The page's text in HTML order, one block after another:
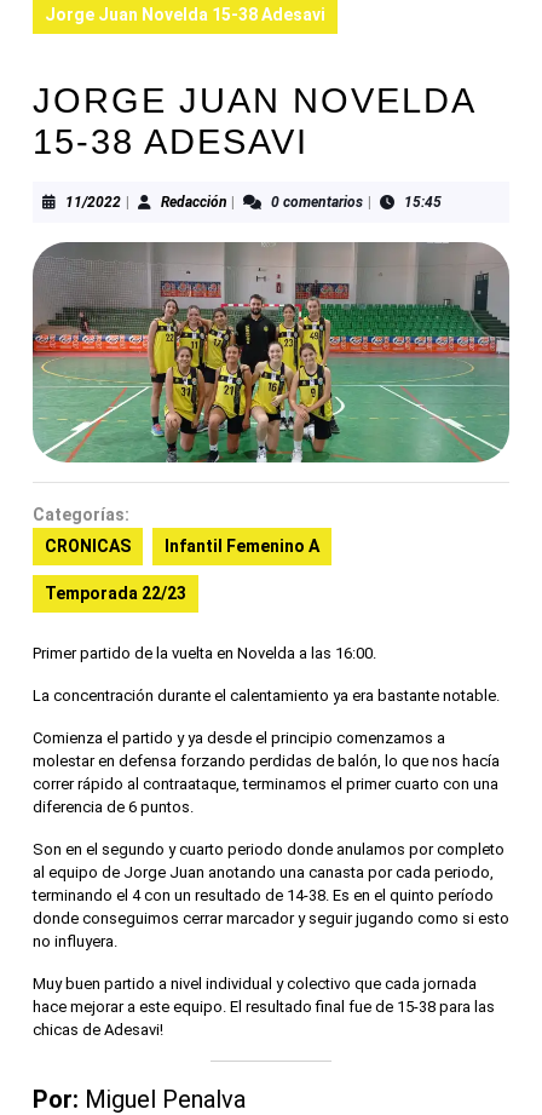
Jorge Juan Novelda 15-38 Adesavi
JORGE JUAN NOVELDA
15-38 ADESAVI
11/202211/2022RedacciónRedacción0 comentarios 15:45
Categorías:
CRONICAS
Infantil Femenino A
Temporada 22/23
Primer partido de la vuelta en Novelda a las 16:00.
La concentración durante el calentamiento ya era bastante notable.
Comienza el partido y ya desde el principio comenzamos a
molestar en defensa forzando perdidas de balón, lo que nos hacía
correr rápido al contraataque, terminamos el primer cuarto con una
diferencia de 6 puntos.
Son en el segundo y cuarto periodo donde anulamos por completo
al equipo de Jorge Juan anotando una canasta por cada periodo,
terminando el 4 con un resultado de 14-38. Es en el quinto período
donde conseguimos cerrar marcador y seguir jugando como si esto
no influyera.
Muy buen partido a nivel individual y colectivo que cada jornada
hace mejorar a este equipo. El resultado final fue de 15-38 para las
chicas de Adesavi!
Por: Miguel Penalva